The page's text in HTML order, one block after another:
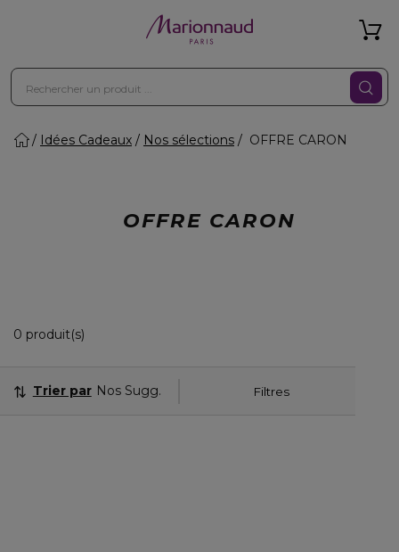
Idées Cadeaux Nos sélections OFFRE CARON
OFFRE CARON
0 produit(s)
Filtres
Trier par Nos Suggestions